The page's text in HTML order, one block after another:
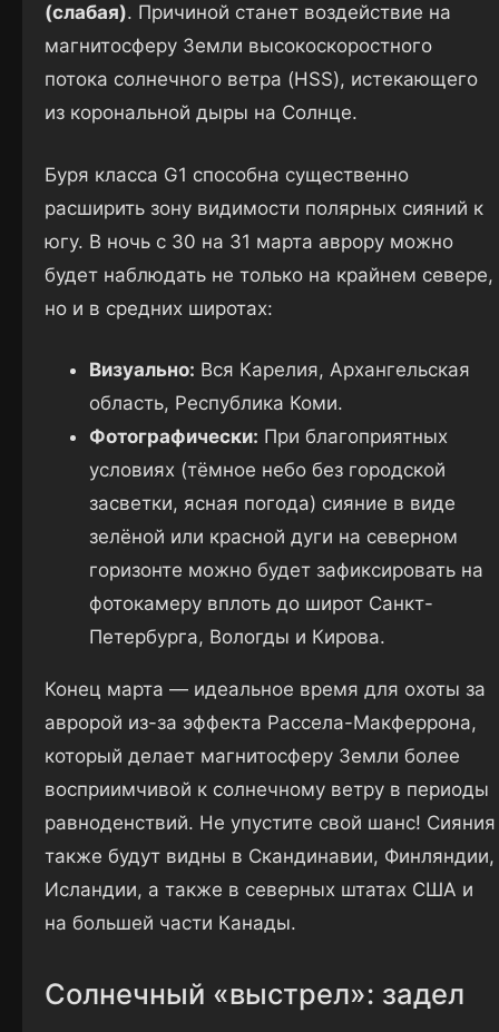
(слабая). Причиной станет воздействие на
магнитосферу Земли высокоскоростного
потока солнечного ветра (HSS), истекающего
из корональной дыры на Солнце.
Буря класса G1 способна существенно
расширить зону видимости полярных сияний к
югу. В ночь с 30 на 31 марта аврору можно
будет наблюдать не только на крайнем севере,
но и в средних широтах:
Визуально: Вся Карелия, Архангельская
область, Республика Коми.
Фотографически: При благоприятных
условиях (тёмное небо без городской
засветки, ясная погода) сияние в виде
зелёной или красной дуги на северном
горизонте можно будет зафиксировать на
фотокамеру вплоть до широт Санкт-
Петербурга, Вологды и Кирова.
Конец марта — идеальное время для охоты за
авророй из-за эффекта Рассела-Макферрона,
который делает магнитосферу Земли более
восприимчивой к солнечному ветру в периоды
равноденствий. Не упустите свой шанс! Сияния
также будут видны в Скандинавии, Финляндии,
Исландии, а также в северных штатах США и
на большей части Канады.
Солнечный «выстрел»: задел